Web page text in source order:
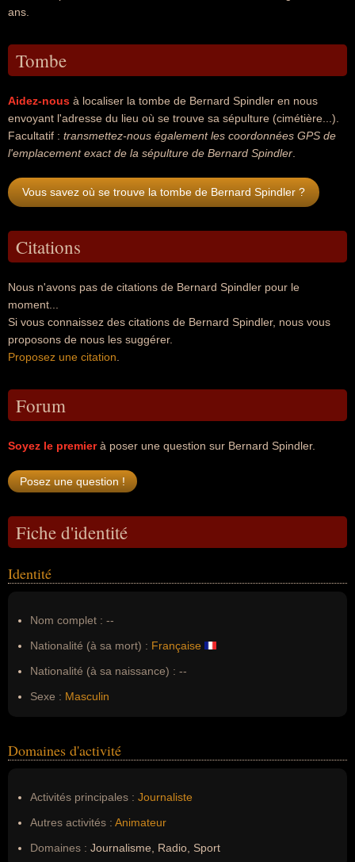
ans.
Tombe
Aidez-nous à localiser la tombe de Bernard Spindler en nous
envoyant l'adresse du lieu où se trouve sa sépulture (cimétière...).
Facultatif : transmettez-nous également les coordonnées GPS de
l'emplacement exact de la sépulture de Bernard Spindler
Vous savez où se trouve la tombe de Bernard Spindler ?
Citations
Nous n'avons pas de citations de Bernard Spindler pour le
moment...
Si vous connaissez des citations de Bernard Spindler, nous vous
proposons de nous les suggérer.
Proposez une citation
Forum
Soyez le premierà poser une question sur Bernard Spindler.
Fiche d'identité
Identité
Nom complet : --
Nationalité (à sa mort) : Française
Nationalité (à sa naissance) : --
Sexe : Masculin
Domaines d'activité
Activités principales : Journaliste
Autres activités : Animateur
Domaines : Journalisme, Radio, Sport